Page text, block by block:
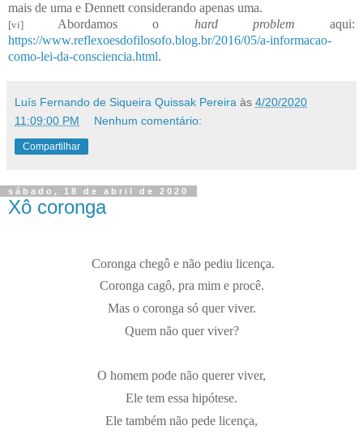
mais de uma e Dennett considerando apenas uma.
[vi] Abordamos o hard problem aqui:
https://www.reflexoesdofilosofo.blog.br/2016/05/a-informacao-
como-lei-da-consciencia.html.
Luís Fernando de Siqueira Quissak Pereira às 4/20/2020
11:09:00 PM
Nenhum comentário:
Compartilhar
sábado, 18 de abril de 2020
Xô coronga
Coronga chegô e não pediu licença.
Coronga cagô, pra mim e procê.
Mas o coronga só quer viver.
Quem não quer viver?
O homem pode não querer viver,
Ele tem essa hipótese.
Ele também não pede licença,